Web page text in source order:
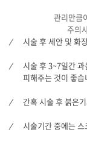
관리만큼
주의
시술 후 세안 및 화
시술 후 3~7일간
피해주는 것이 좋습
간혹 시술 후 붉은
시술기간 중에는